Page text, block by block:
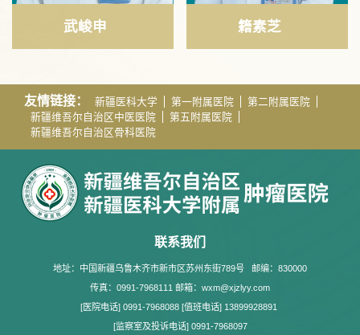
武峻申 籍素芝
友情链接： 新疆医科大学 第一附属医院
第二附属医院
新疆维吾尔自治区中医医院
第五附属医院
新疆维吾尔自治区骨科医院
联系我们
地址：中国新疆乌鲁木齐市新市区苏州东街789号 邮编：830000
传真：0991-7968111 邮箱：wxm@xjzlyy.com
[医院电话] 0991-7968088 [值班电话] 13899928891
[监察室及投诉电话] 0991-7968097